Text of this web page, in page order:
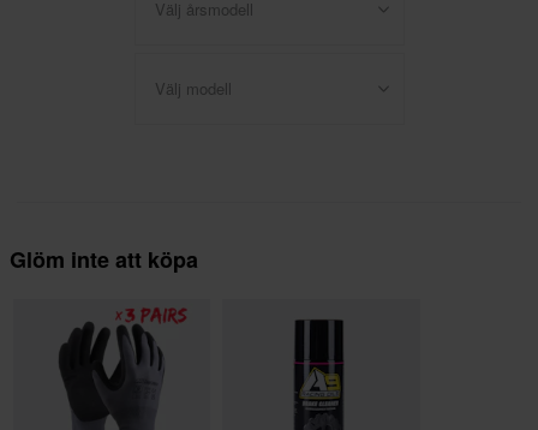
Välj årsmodell
Välj modell
Glöm inte att köpa